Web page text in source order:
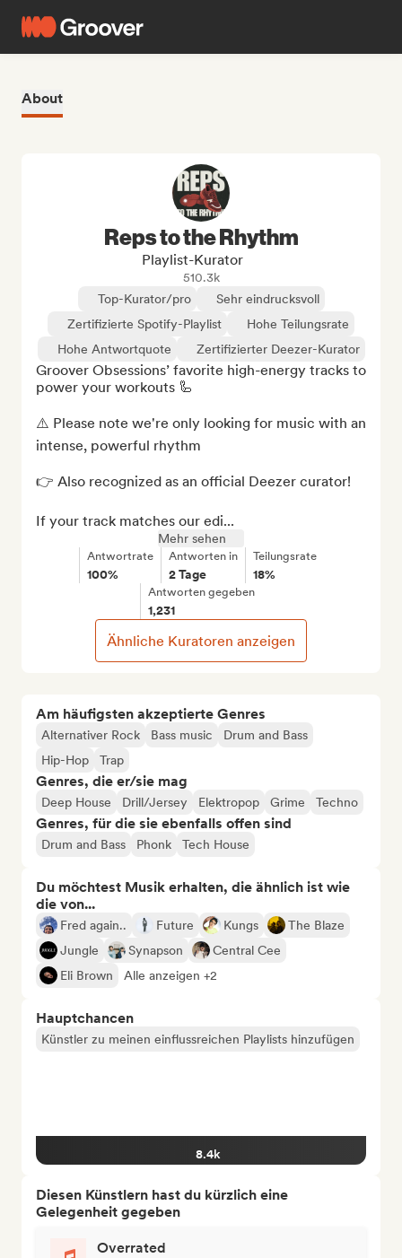
About
Am häufigsten akzeptierte Genres
Alternativer Rock Bass music
Drum and Bass
Hip-Hop
Trap
Genres, die er/sie mag
Deep House Drill/Jersey Elektropop Grime Techno
Genres, für die sie ebenfalls offen sind
Drum and Bass Phonk Tech House
Du möchtest Musik erhalten, die ähnlich ist wie
die von...
Fred again.. Future Kungs
The Blaze
Jungle
Synapson
Central Cee
Eli Brown
Alle anzeigen +2
Hauptchancen
Künstler zu meinen einflussreichen Playlists hinzufügen
8.4k
Diesen Künstlern hast du kürzlich eine
Gelegenheit gegeben
Overrated
Reps to the Rhythm
Playlist-Kurator
510.3k
Top-Kurator/pro
Sehr eindrucksvoll
Zertifizierte Spotify-Playlist
Hohe Teilungsrate
Hohe Antwortquote
Zertifizierter Deezer-Kurator
Groover Obsessions’ favorite high-energy tracks to
power your workouts 🦾
⚠️ Please note we're only looking for music with an
intense, powerful rhythm
👉 Also recognized as an official Deezer curator!
If your track matches our edi...
Mehr sehen
Antwortrate
100%
Antworten in
2 Tage
Teilungsrate
18%
Antworten gegeben
1,231
Ähnliche Kuratoren anzeigen